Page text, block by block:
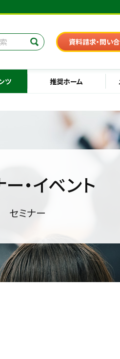
資料請求・問い
ツ 推奨ホーム
・イベント
セミナー